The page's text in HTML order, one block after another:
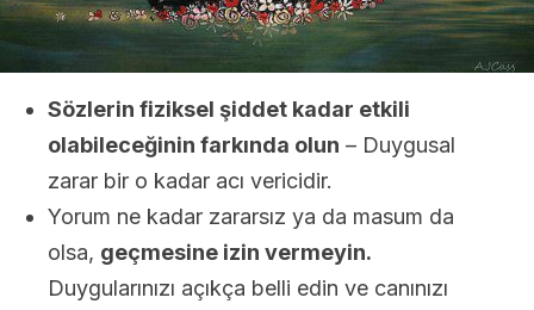
Sözlerin fiziksel şiddet kadar etkili
olabileceğinin farkında olun – Duygusal
zarar bir o kadar acı vericidir.
Yorum ne kadar zararsız ya da masum da
olsa, geçmesine izin vermeyin.
Duygularınızı açıkça belli edin ve canınızı